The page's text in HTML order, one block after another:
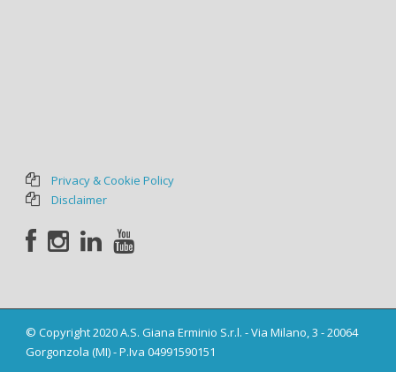
Privacy & Cookie Policy
Disclaimer
© Copyright 2020 A.S. Giana Erminio S.r.l. - Via Milano, 3 - 20064
Gorgonzola (MI) - P.Iva 04991590151